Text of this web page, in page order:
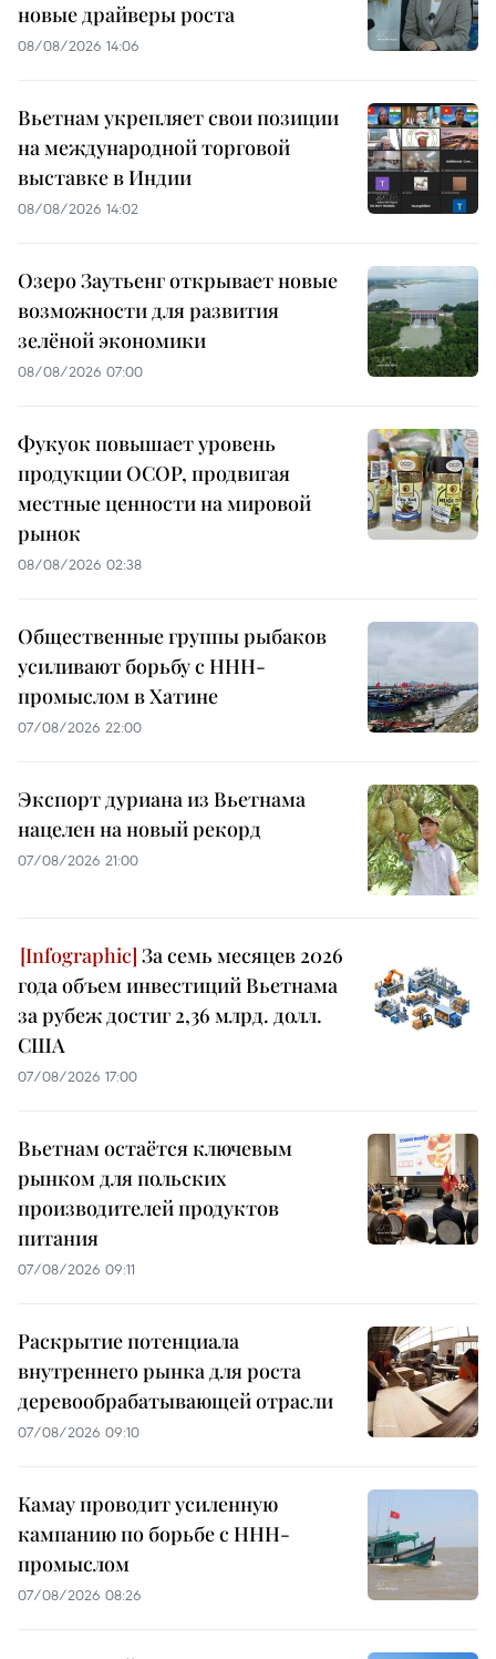
новые драйверы роста
08/08/2026 14:06
Вьетнам укрепляет свои позиции
на международной торговой
выставке в Индии
08/08/2026 14:02
Озеро Заутьенг открывает новые
возможности для развития
зелёной экономики
08/08/2026 07:00
Фукуок повышает уровень
продукции OCOP, продвигая
местные ценности на мировой
рынок
08/08/2026 02:38
Общественные группы рыбаков
усиливают борьбу с ННН-
промыслом в Хатине
07/08/2026 22:00
Экспорт дуриана из Вьетнама
нацелен на новый рекорд
07/08/2026 21:00
За семь месяцев 2026
года объем инвестиций Вьетнама
за рубеж достиг 2,36 млрд. долл.
США
07/08/2026 17:00
Вьетнам остаётся ключевым
рынком для польских
производителей продуктов
питания
07/08/2026 09:11
Раскрытие потенциала
внутреннего рынка для роста
деревообрабатывающей отрасли
07/08/2026 09:10
Камау проводит усиленную
кампанию по борьбе с ННН-
промыслом
07/08/2026 08:26